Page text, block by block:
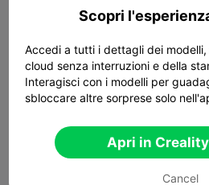
Scopri
Accedi a tutti i dettagli dei
cloud senza interruzioni e della
Interagisci con i modelli per
sbloccare altre sorprese solo
Apri in
Cancel